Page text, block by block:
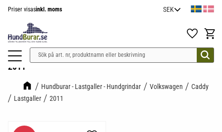
Priser visasinkl. moms
Favoriter
2011
Hundburar - Lastgaller - Hundgrindar Volkswagen
Caddy
Lastgaller
2011